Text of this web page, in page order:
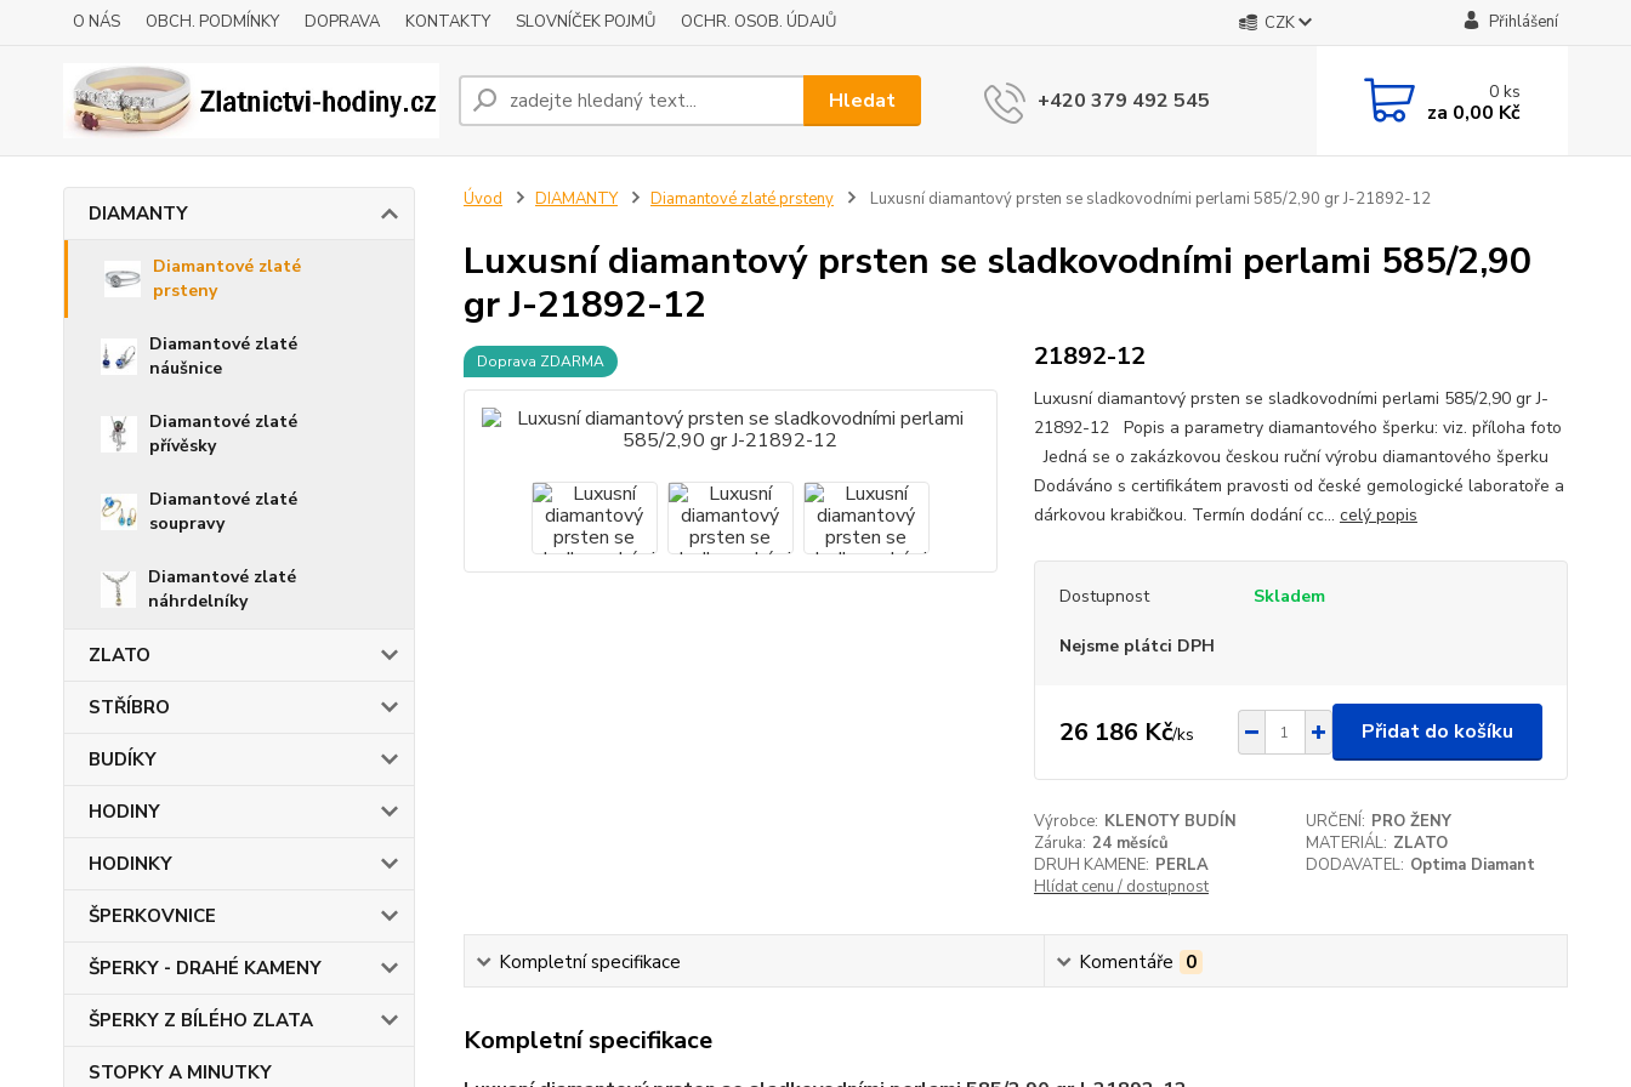
O NÁS OBCH. PODMÍNKY DOPRAVA KONTAKTY SLOVNÍČEK POJMŮ OCHR. OSOB. ÚDAJŮ CZK Přihlášení
Hledat +420 379 492 545 0ks
za 0,00 Kč
DIAMANTY
Diamantové zlaté
prsteny
Diamantové zlaté
náušnice
Diamantové zlaté
přívěsky
Diamantové zlaté
soupravy
Diamantové zlaté
náhrdelníky
ZLATO
STŘÍBRO
BUDÍKY
HODINY
HODINKY
ŠPERKOVNICE
ŠPERKY - DRAHÉ KAMENY
ŠPERKY Z BÍLÉHO ZLATA
STOPKY A MINUTKY
Úvod DIAMANTY Diamantové zlaté prsteny Luxusní diamantový prsten se sladkovodními perlami 585/2,90 gr J-21892-12
Luxusní diamantový prsten se sladkovodními perlami 585/2,90
gr J-21892-12
Doprava ZDARMA 21892-12
Luxusní diamantový prsten se sladkovodními perlami 585/2,90 gr J-
21892-12 Popis a parametry diamantového šperku: viz. příloha foto
Jedná se o zakázkovou českou ruční výrobu diamantového šperku
Dodáváno s certifikátem pravosti od české gemologické laboratoře a
dárkovou krabičkou. Termín dodání cc... celý popis
Dostupnost Skladem
Nejsme plátci DPH
26 186 Kč/ks Přidat do košíku
Výrobce: KLENOTY BUDÍN URČENÍ: PRO ŽENY
Záruka: 24 měsíců MATERIÁL: ZLATO
DRUH KAMENE: PERLA DODAVATEL: Optima Diamant
Hlídat cenu / dostupnost
Kompletní specifikace Komentáře 0
Kompletní specifikace